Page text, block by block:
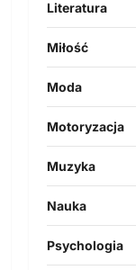
Literatura
Miłość
Moda
Motoryzacja
Muzyka
Nauka
Psychologia